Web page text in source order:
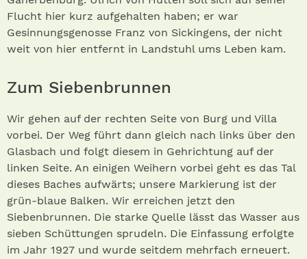
Flucht hier kurz aufgehalten haben; er war
Gesinnungsgenosse Franz von Sickingens, der nicht
weit von hier entfernt in Landstuhl ums Leben kam.
Zum Siebenbrunnen
Wir gehen auf der rechten Seite von Burg und Villa
vorbei. Der Weg führt dann gleich nach links über den
Glasbach und folgt diesem in Gehrichtung auf der
linken Seite. An einigen Weihern vorbei geht es das Tal
dieses Baches aufwärts; unsere Markierung ist der
grün-blaue Balken. Wir erreichen jetzt den
Siebenbrunnen. Die starke Quelle lässt das Wasser aus
sieben Schüttungen sprudeln. Die Einfassung erfolgte
im Jahr 1927 und wurde seitdem mehrfach erneuert.